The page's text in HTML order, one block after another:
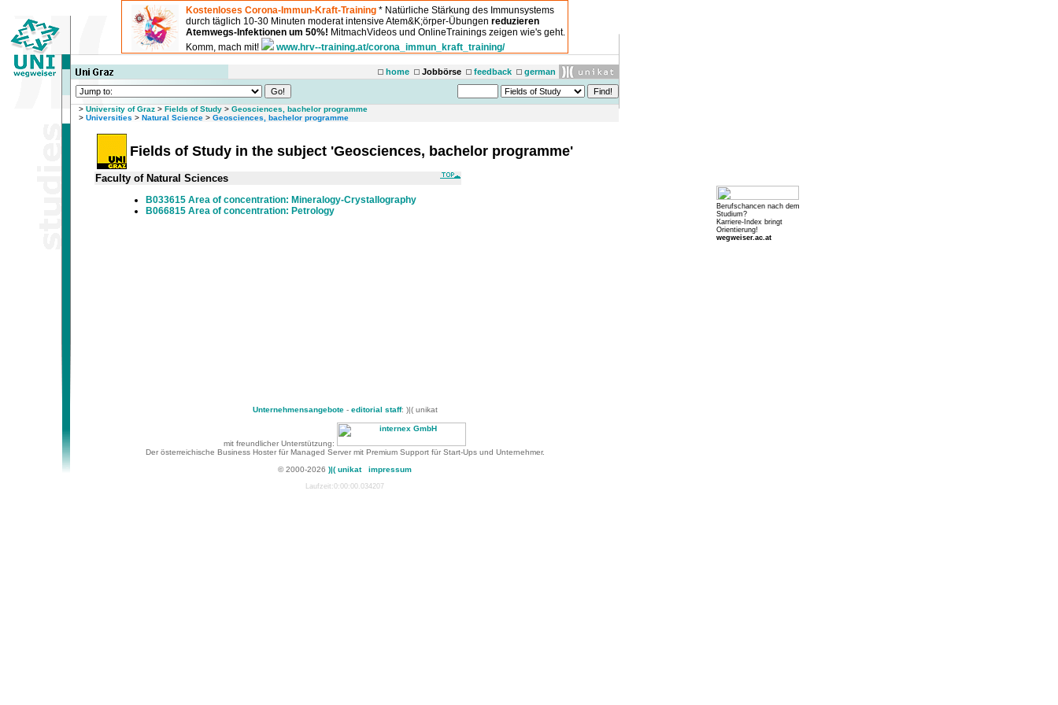
Kostenloses Corona-Immun-Kraft-Training * Natürliche Stärkung des Immunsystems
durch täglich 10-30 Minuten moderat intensive Atem&K;örper-Übungen reduzieren
Atemwegs-Infektionen um 50%! MitmachVideos und OnlineTrainings zeigen wie's geht.
Komm, mach mit!
www.hrv--training.at/corona_immun_kraft_training/
home Jobbörse feedback german
> University of Graz > Fields of Study > Geosciences, bachelor programme
> Universities > Natural Science > Geosciences, bachelor programme
Fields of Study in the subject 'Geosciences, bachelor programme'
Faculty of Natural Sciences
B033615 Area of concentration: Mineralogy-Crystallography
B066815 Area of concentration: Petrology
Unternehmensangebote- editorial staff: )|( unikat
mit freundlicher Unterstützung:
Der österreichische Business Hoster für Managed Server mit Premium Support für Start-Ups und Unternehmer.
© 2000-2026 )|( unikat impressum
Laufzeit:0:00:00.034207
Berufschancen nach dem
Studium?
Karriere-Index bringt
Orientierung!
wegweiser.ac.at